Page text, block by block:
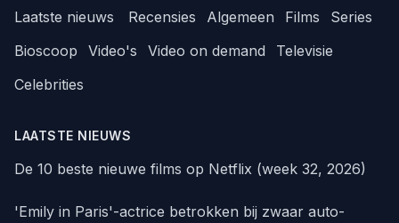
Laatste nieuws Recensies Algemeen Films
Series
Bioscoop
Video's Video on demand
Televisie
Celebrities
LAATSTE NIEUWS
De 10 beste nieuwe films op Netflix (week 32, 2026)
'Emily in Paris'-actrice betrokken bij zwaar auto-